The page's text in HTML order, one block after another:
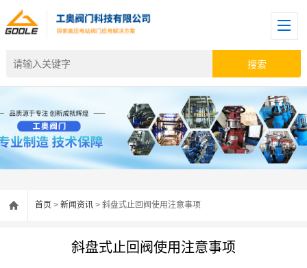
首页 > 新闻资讯 > 斜盘式止回阀使用注意事项
斜盘式止回阀使用注意事项